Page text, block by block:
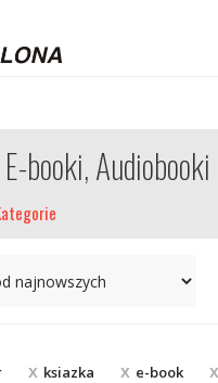
booki, Audiobooki
ksiazka e-book